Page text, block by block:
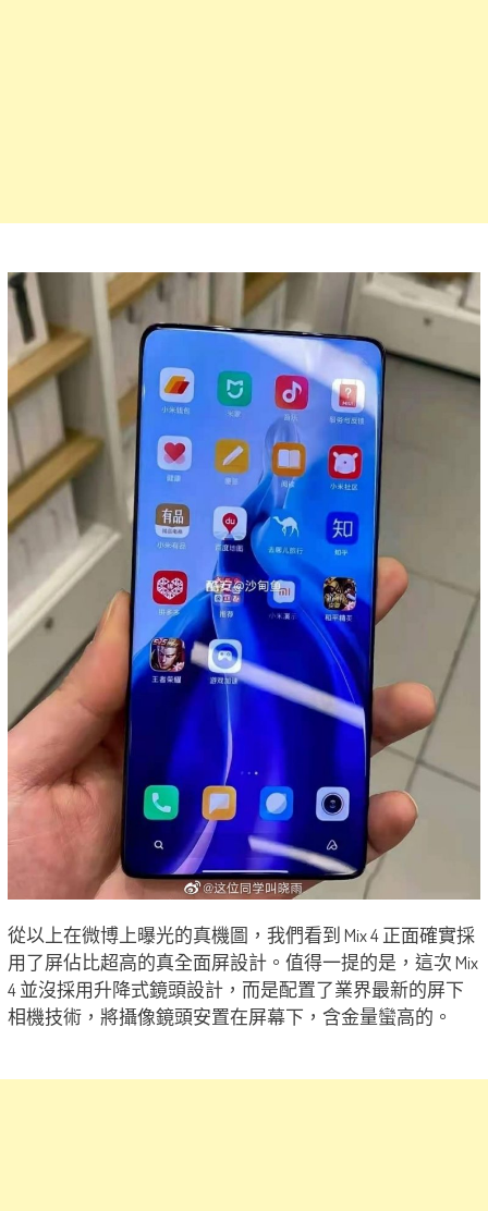
從以上在微博上曝光的真機圖，我們看到 Mix 4 正面確實採
用了屏佔比超高的真全面屏設計。值得一提的是，這次 Mix
4 並沒採用升降式鏡頭設計，而是配置了業界最新的屏下
相機技術，將攝像鏡頭安置在屏幕下，含金量蠻高的。